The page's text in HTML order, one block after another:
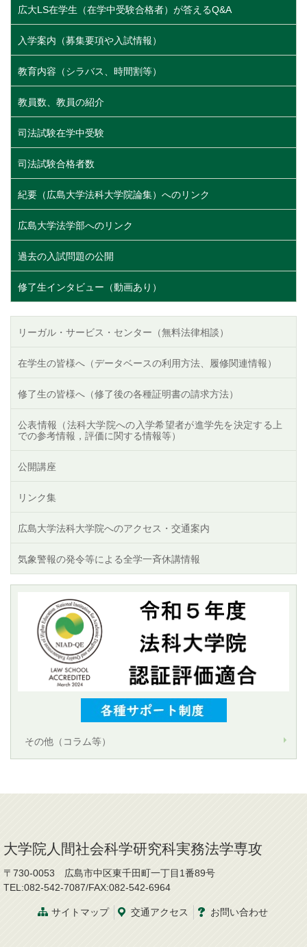
広大LS在学生（在学中受験合格者）が答えるQ&A
入学案内（募集要項や入試情報）
教育内容（シラバス、時間割等）
教員数、教員の紹介
司法試験在学中受験
司法試験合格者数
紀要（広島大学法科大学院論集）へのリンク
広島大学法学部へのリンク
過去の入試問題の公開
修了生インタビュー（動画あり）
リーガル・サービス・センター（無料法律相談）
在学生の皆様へ（データベースの利用方法、履修関連情報）
修了生の皆様へ（修了後の各種証明書の請求方法）
公表情報（法科大学院への入学希望者が進学先を決定する上
での参考情報，評価に関する情報等）
公開講座
リンク集
広島大学法科大学院へのアクセス・交通案内
気象警報の発令等による全学一斉休講情報
その他（コラム等）
大学院人間社会科学研究科実務法学専攻
〒730-0053 広島市中区東千田町一丁目1番89号
TEL:082-542-7087/FAX:082-542-6964
サイトマップ 交通アクセス お問い合わせ